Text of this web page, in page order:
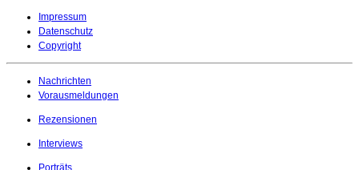
Impressum
Datenschutz
Copyright
Nachrichten
Vorausmeldungen
Rezensionen
Interviews